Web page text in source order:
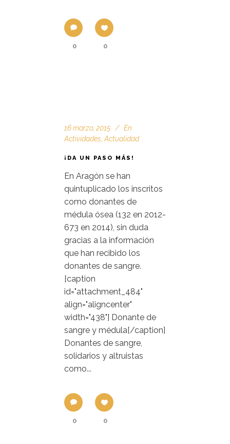
0 0
16 marzo, 2015
En
Actividades Actualidad
¡DA UN PASO MÁS!
En Aragón se han
quintuplicado los inscritos
como donantes de
médula ósea (132 en 2012-
673 en 2014), sin duda
gracias a la información
que han recibido los
donantes de sangre.
[caption
id="attachment_484"
align="aligncenter"
width="438"] Donante de
sangre y médula[/caption]
Donantes de sangre,
solidarios y altruistas
como...
0 0